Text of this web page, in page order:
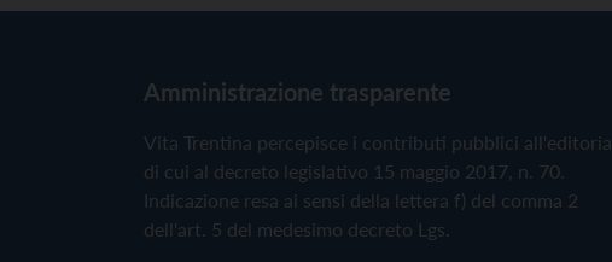
Amministrazione trasparente
Vita Trentina percepisce i contributi pubblici all'editoria
di cui al decreto legislativo 15 maggio 2017, n. 70.
Indicazione resa ai sensi della lettera f) del comma 2
dell'art. 5 del medesimo decreto Lgs.